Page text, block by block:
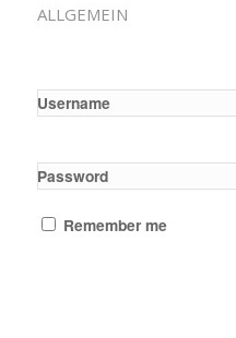
ALLGEMEIN
Username
Password
Remember me